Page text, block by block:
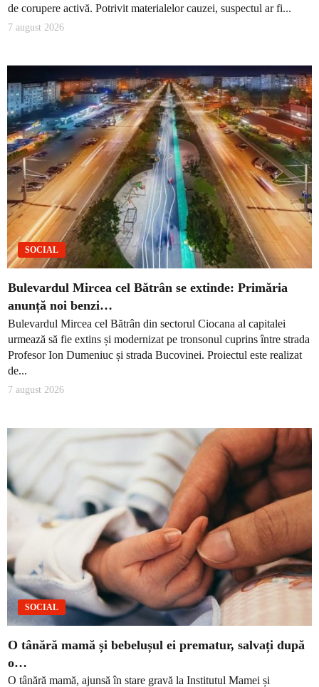
de corupere activă. Potrivit materialelor cauzei, suspectul ar fi...
7 august 2026
SOCIAL
Bulevardul Mircea cel Bătrân se extinde: Primăria
anunță noi benzi…
Bulevardul Mircea cel Bătrân din sectorul Ciocana al capitalei
urmează să fie extins și modernizat pe tronsonul cuprins între strada
Profesor Ion Dumeniuc și strada Bucovinei. Proiectul este realizat
de...
7 august 2026
SOCIAL
O tânără mamă și bebelușul ei prematur, salvați după
o…
O tânără mamă, ajunsă în stare gravă la Institutul Mamei și